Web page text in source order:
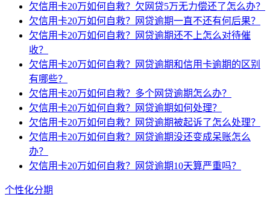
欠信用卡20万如何自救？欠网贷5万无力偿还了怎么办？
欠信用卡20万如何自救？网贷逾期一直不还有何后果？
欠信用卡20万如何自救？网贷逾期还不上怎么对待催
收？
欠信用卡20万如何自救？网贷逾期和信用卡逾期的区别
有哪些？
欠信用卡20万如何自救？多个网贷逾期怎么办？
欠信用卡20万如何自救？网贷逾期如何处理？
欠信用卡20万如何自救？网贷逾期被起诉了怎么处理？
欠信用卡20万如何自救？网贷逾期没还变成呆账怎么
办？
欠信用卡20万如何自救？网贷逾期10天算严重吗？
个性化分期